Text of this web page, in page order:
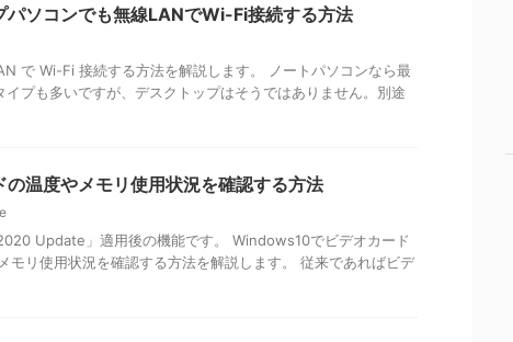
ソコンでも無線LANでWi-Fi接続する方法
で Wi-Fi 接続する方法を解説します。 ノートパソコンなら最
プも多いですが、デスクトップはそうではありません。別途
温度やメモリ使用状況を確認する方法
Update」適用後の機能です。 Windows10でビデオカード
モリ使用状況を確認する方法を解説します。 従来であればビデ